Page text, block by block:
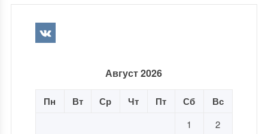
Август 2026
Пн Вт Ср Чт Пт Сб Вс
1
2